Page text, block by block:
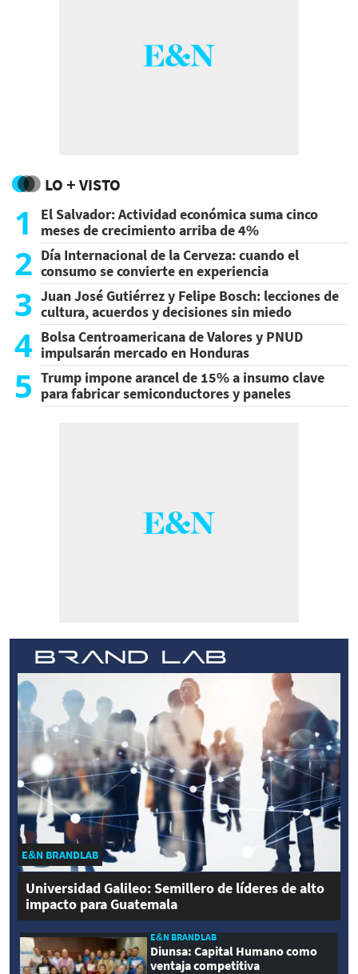
LO + VISTO
1
El Salvador: Actividad económica suma cinco
meses de crecimiento arriba de 4%
2 Día Internacional de la Cerveza: cuando el
consumo se convierte en experiencia
3 Juan José Gutiérrez y Felipe Bosch: lecciones de
cultura, acuerdos y decisiones sin miedo
4 Bolsa Centroamericana de Valores y PNUD
impulsarán mercado en Honduras
5 Trump impone arancel de 15% a insumo clave
para fabricar semiconductores y paneles
E&N BRANDLAB
Universidad Galileo: Semillero de líderes de alto
impacto para Guatemala
E&N BRANDLAB
Diunsa: Capital Humano como
ventaja competitiva